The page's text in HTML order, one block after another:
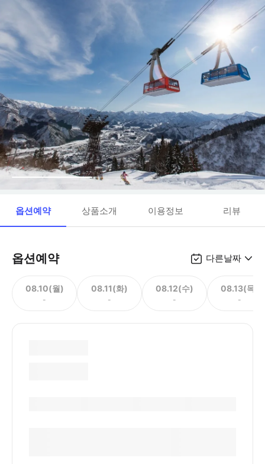
옵션예약 상품소개 이용정보 리뷰
옵션예약 다른날짜
08.10(월)
-
08.11(화)
-
08.12(수)
-
08.13(목)
-